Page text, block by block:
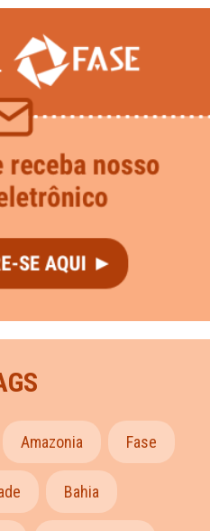
Amazonia Fase
Bahia